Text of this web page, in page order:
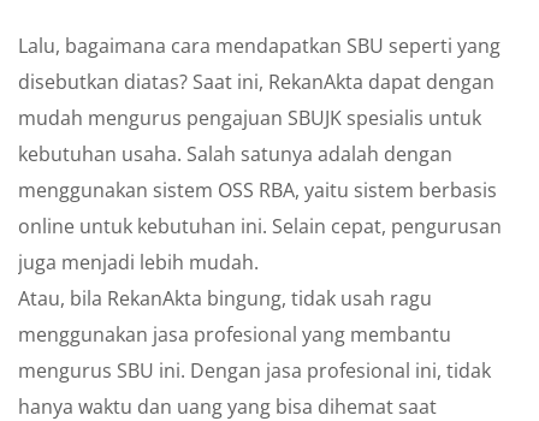
Lalu, bagaimana cara mendapatkan SBU seperti yang
disebutkan diatas? Saat ini, RekanAkta dapat dengan
mudah mengurus pengajuan SBUJK spesialis untuk
kebutuhan usaha. Salah satunya adalah dengan
menggunakan sistem OSS RBA, yaitu sistem berbasis
online untuk kebutuhan ini. Selain cepat, pengurusan
juga menjadi lebih mudah.
Atau, bila RekanAkta bingung, tidak usah ragu
menggunakan jasa profesional yang membantu
mengurus SBU ini. Dengan jasa profesional ini, tidak
hanya waktu dan uang yang bisa dihemat saat